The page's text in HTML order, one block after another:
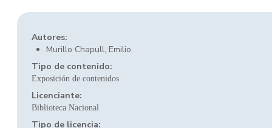
Autores:
Murillo Chapull, Emilio
Tipo de contenido:
Exposición de contenidos
Licenciante:
Biblioteca Nacional
Tipo de licencia: